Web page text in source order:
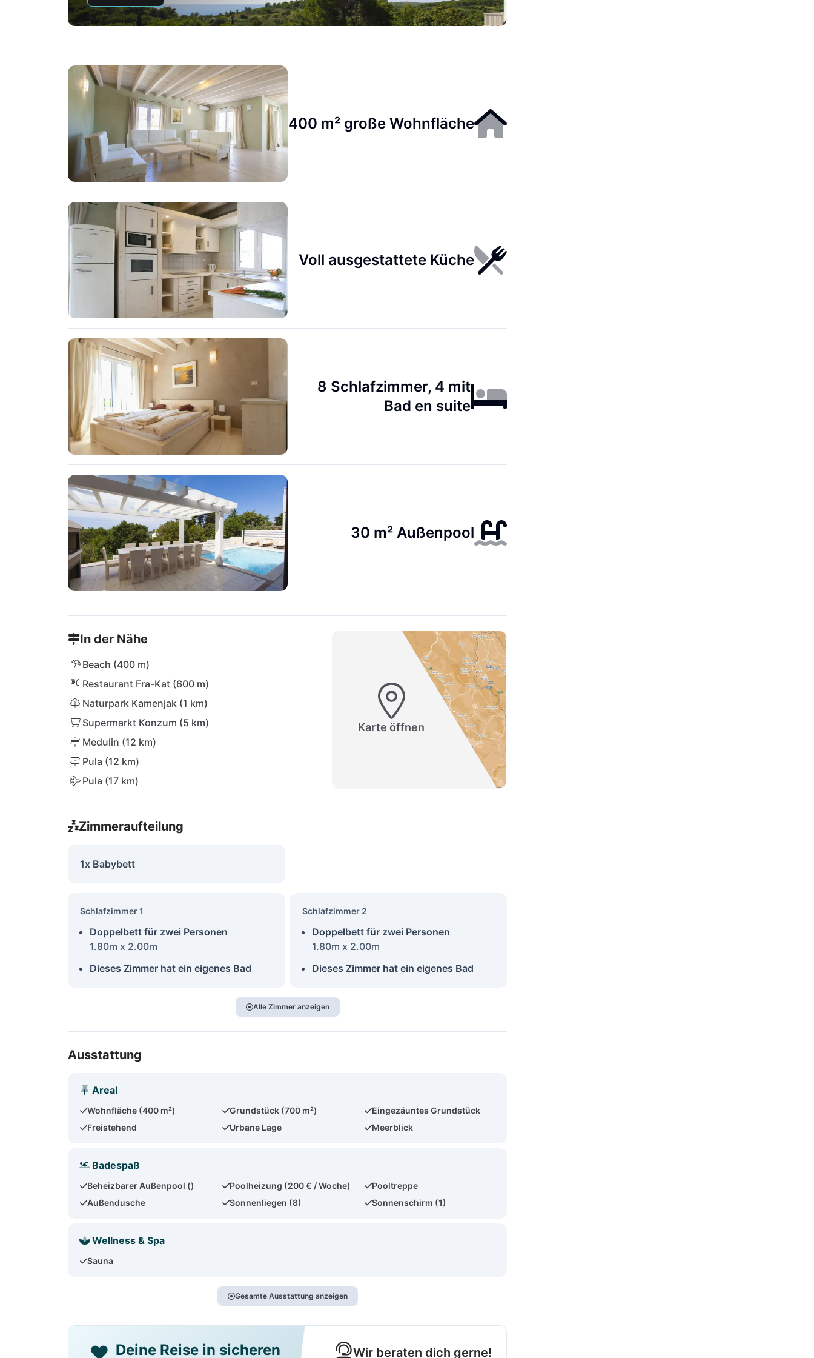
400 m² große Wohnfläche
Voll ausgestattete Küche
8 Schlafzimmer, 4 mit
Bad en suite
30 m² Außenpool
In der Nähe
Beach (400 m)
Restaurant Fra-Kat (600 m)
Naturpark Kamenjak (1 km)
Supermarkt Konzum (5 km)
Medulin (12 km)
Pula (12 km)
Pula (17 km)
Karte öffnen
Zimmeraufteilung
1x Babybett
Schlafzimmer 1
Doppelbett für zwei Personen
1.80m x 2.00m
Dieses Zimmer hat ein eigenes Bad
Schlafzimmer 2
Doppelbett für zwei Personen
1.80m x 2.00m
Dieses Zimmer hat ein eigenes Bad
Alle Zimmer anzeigen
Ausstattung
Areal
Wohnfläche (400 m²) Grundstück (700 m²)
Eingezäuntes Grundstück
Freistehend
Urbane Lage Meerblick
Badespaß
Beheizbarer Außenpool () Poolheizung (200 € / Woche)
Pooltreppe
Außendusche
Sonnenliegen (8) Sonnenschirm (1)
Wellness & Spa
Sauna
Gesamte Ausstattung anzeigen
Deine Reise in sicheren Wir beraten dich gerne!